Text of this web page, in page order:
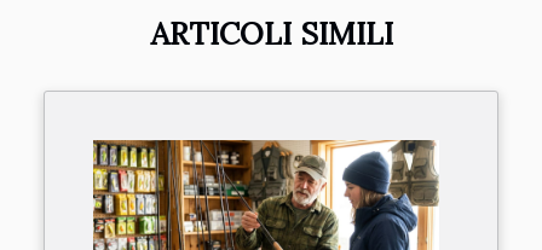
ARTICOLI SIMILI